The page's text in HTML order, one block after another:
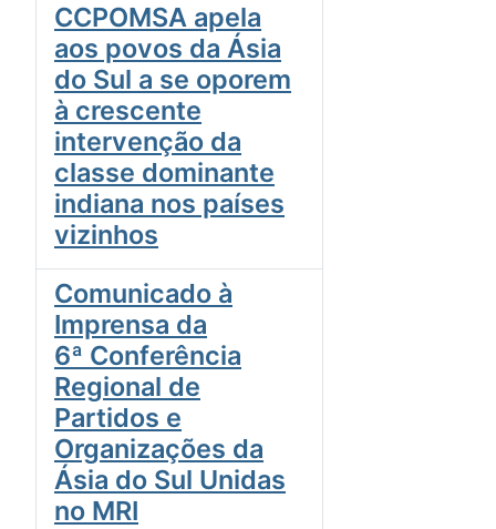
CCPOMSA apela
aos povos da Ásia
do Sul a se oporem
à crescente
intervenção da
classe dominante
indiana nos países
vizinhos
Comunicado à
Imprensa da
6ª Conferência
Regional de
Partidos e
Organizações da
Ásia do Sul Unidas
no MRI